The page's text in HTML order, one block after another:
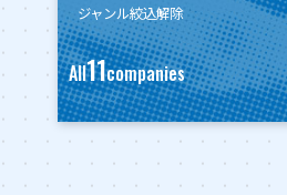
ジャンル絞込解除
All11companies